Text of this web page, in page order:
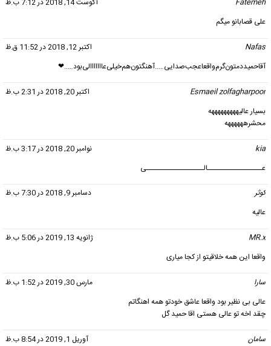
Fatemeh
آگوست 14, 2018 در 7:12 ب.ظ
علی قصابانو میگم
Nafas
اکتبر 12, 2018 در 11:52 ق.ظ
آقاحمیددمتون‌گرم‌واقعاعجب‌صدایی…..آهنگتون‌هم‌خیلی‌عااااااالی‌بود‌…..❤
Esmaeil zolfagharpoor
اکتبر 20, 2018 در 2:31 ب.ظ
بسیار عالیهههههههههه
محشرههههههه
kia
نوامبر 20, 2018 در 3:17 ب.ظ
عــــــــــــــــــالـــــــــــــــــــی
کوثر
دسامبر 9, 2018 در 7:30 ب.ظ
عالیه
MR.x
ژانویه 13, 2019 در 5:06 ب.ظ
واقعا این همه خلاقیتو از کجا میاری
سارا
مارس 30, 2019 در 1:52 ب.ظ
عالی بی نظیر بود واقعا عاشق خودتو همه اهنگاتم
چقد اخه تو عالی هستی اقا حمید گل
سامان
آوریل 1, 2019 در 8:54 ب.ظ